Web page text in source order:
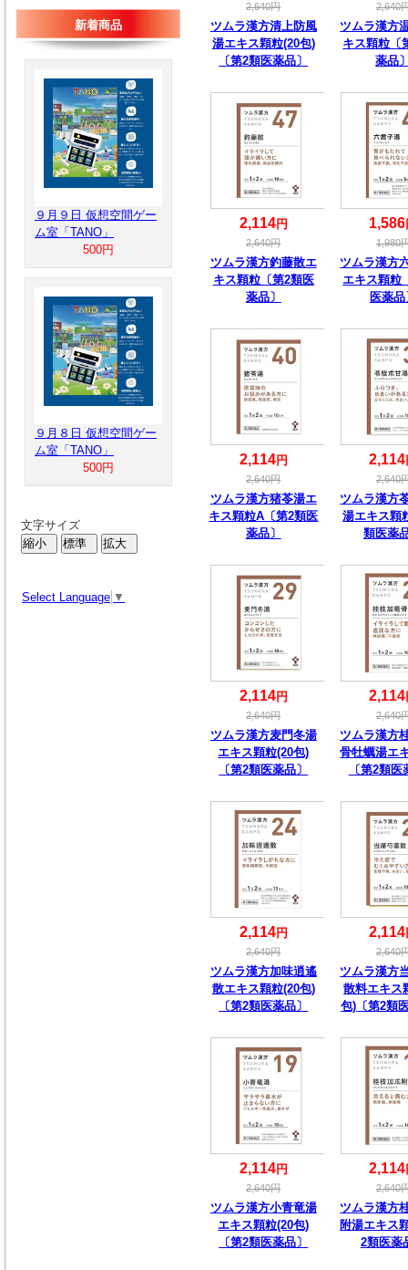
2,640円
ツムラ漢方清上防風
湯エキス顆粒(20包)
〔第2類医薬品〕
2,640
ツムラ漢方
キス顆粒〔
薬品
2,114円
2,640円
ツムラ漢方釣藤散エ
キス顆粒〔第2類医
薬品〕
1,586
1,980
ツムラ漢方
エキス顆粒
医薬品
2,114円
2,640円
ツムラ漢方猪苓湯エ
キス顆粒A〔第2類医
薬品〕
2,114
2,640
ツムラ漢方
湯エキス顆
類医薬
2,114円
2,640円
ツムラ漢方麦門冬湯
エキス顆粒(20包)
〔第2類医薬品〕
2,114
2,640
ツムラ漢方
骨牡蠣湯エ
〔第2類医
2,114円
2,640円
ツムラ漢方加味逍遙
散エキス顆粒(20包)
〔第2類医薬品〕
2,114
2,640
ツムラ漢方
散料エキス
包)〔第2類
2,114円
2,640円
ツムラ漢方小青竜湯
エキス顆粒(20包)
〔第2類医薬品〕
2,114
2,640
ツムラ漢方
附湯エキス
2類医薬
新着商品
９月９日 仮想空間ゲー
ム室「TANO」
500円
９月８日 仮想空間ゲー
ム室「TANO」
500円
文字サイズ
Select Language ▼